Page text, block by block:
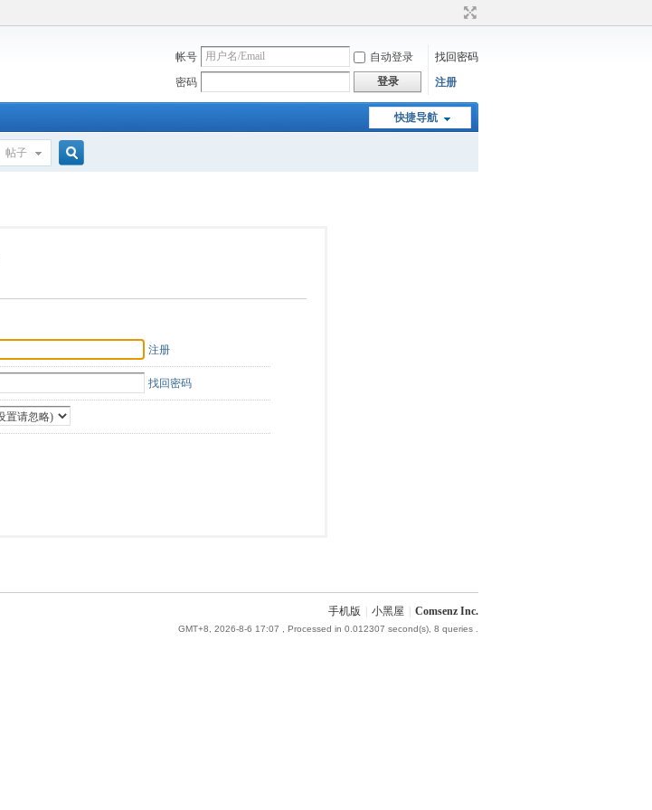
帐号 自动登录
找回密码
密码
登录 注册
快捷导航
帖子
注册
找回密码
手机版 小黑屋 Comsenz Inc.
GMT+8, 2026-8-6 17:07 , Processed in 0.012307 second(s), 8 queries .